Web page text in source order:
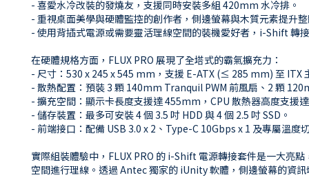
- 喜愛水冷改裝的發燒友，支援同時安裝多組 420mm 水冷排。
- 重視桌面美學與硬體監控的創作者，側邊螢幕與木質元素提升
- 使用背插式電源或需要靈活理線空間的裝機愛好者，i-Shift 轉
在硬體規格方面，FLUX PRO 展現了全塔式的霸氣擴充力：
- 尺寸：530 x 245 x 545 mm，支援 E-ATX (≤ 285 mm) 至 ITX
- 散熱配置：預裝 3 顆 140mm Tranquil PWM 前風扇、2 顆
- 擴充空間：顯示卡長度支援達 455mm，CPU 散熱器高度支援
- 儲存裝置：最多可安裝 4 個 3.5 吋 HDD 與 4 個 2.5 吋 SSD。
- 前端接口：配備 USB 3.0 x 2、Type-C 10Gbps x 1 及專屬溫度
實際組裝體驗中，FLUX PRO 的 i-Shift 電源轉接套件是一大亮
空間進行理線。透過 Antec 獨家的 iUnity 軟體，側邊螢幕的資